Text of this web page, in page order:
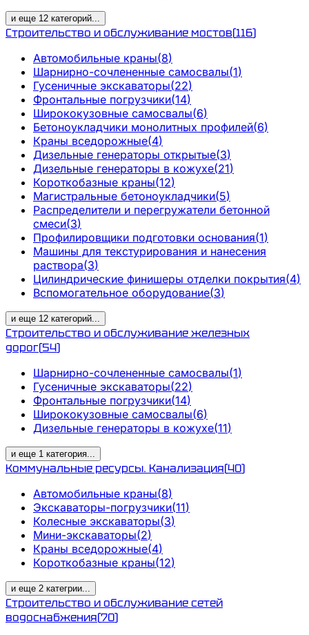
и еще 12 категорий...
Строительство и обслуживание мостов(116)
Автомобильные краны(8)
Шарнирно-сочлененные самосвалы(1)
Гусеничные экскаваторы(22)
Фронтальные погрузчики(14)
Ширококузовные самосвалы(6)
Бетоноукладчики монолитных профилей(6)
Краны вседорожные(4)
Дизельные генераторы открытые(3)
Дизельные генераторы в кожухе(21)
Короткобазные краны(12)
Магистральные бетоноукладчики(5)
Распределители и перегружатели бетонной
смеси(3)
Профилировщики подготовки основания(1)
Машины для текстурирования и нанесения
раствора(3)
Цилиндрические финишеры отделки покрытия(4)
Вспомогательное оборудование(3)
и еще 12 категорий...
Строительство и обслуживание железных
дорог(54)
Шарнирно-сочлененные самосвалы(1)
Гусеничные экскаваторы(22)
Фронтальные погрузчики(14)
Ширококузовные самосвалы(6)
Дизельные генераторы в кожухе(11)
и еще 1 категория...
Коммунальные ресурсы. Канализация(40)
Автомобильные краны(8)
Экскаваторы-погрузчики(11)
Колесные экскаваторы(3)
Мини-экскаваторы(2)
Краны вседорожные(4)
Короткобазные краны(12)
и еще 2 категрии...
Строительство и обслуживание сетей
водоснабжения(70)